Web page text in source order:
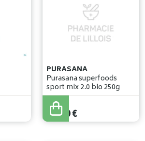
50ml
PURASANA
Purasana superfoods
sport mix 2.0 bio 250g
15,70€